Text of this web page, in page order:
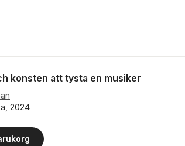
konsten att tysta en musiker
2024